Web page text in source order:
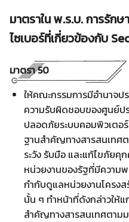
มาตราใน พ.ร.บ. การรัก
ไซเบอร์ที่เกี่ยวข้องกับ
มาตรา 50
ให้คณะกรรมการมีอำนาจ
ความรับผิดชอบของศูนย์ป
ปลอดภัยระบบคอมพิวเตอ
ฐานสำคัญทางสารสนเทศต
ระวัง รับมือ และแก้ไขภัยคุ
หน่วยงานของรัฐที่มีความ
กำกับดูแลหน่วยงานโครง
นั้น ๆ ทำหน้าที่ดังกล่าวให้
สำคัญทางสารสนเทศตาม